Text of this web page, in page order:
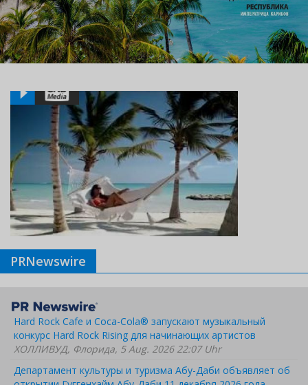
PRNewswire
Hard Rock Cafe и Coca-Cola® запускают музыкальный
конкурс Hard Rock Rising для начинающих артистов
ХОЛЛИВУД, Флорида, 5 Aug. 2026 22:07 Uhr
Департамент культуры и туризма Абу-Даби объявляет об